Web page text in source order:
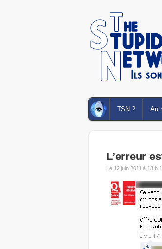
TSN ? Au
L’erreur
Le 12 juin 2011 à 13 h